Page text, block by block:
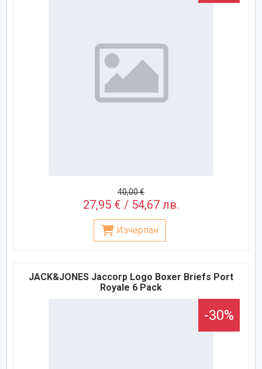
40,00 €
27,95 € / 54,67 лв.
Изчерпан
JACK&JONES Jaccorp Logo Boxer Briefs Port
Royale 6 Pack
-30%